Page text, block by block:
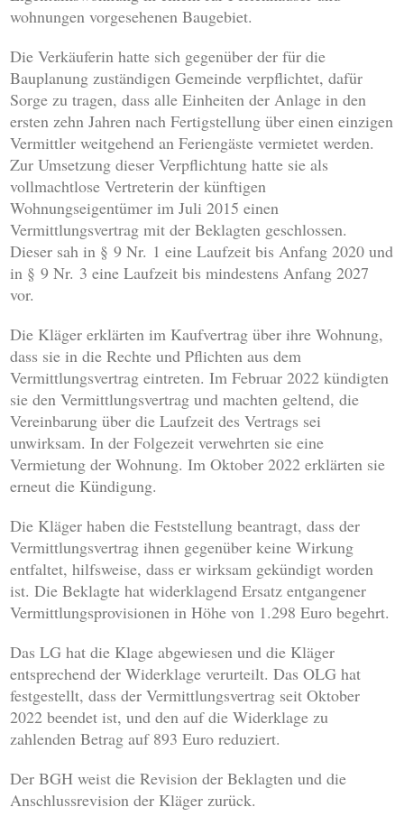
wohnungen vorgesehenen Baugebiet.
Die Verkäuferin hatte sich gegenüber der für die
Bauplanung zuständigen Gemeinde verpflichtet, dafür
Sorge zu tragen, dass alle Einheiten der Anlage in den
ersten zehn Jahren nach Fertigstellung über einen einzigen
Vermittler weitgehend an Feriengäste vermietet werden.
Zur Umsetzung dieser Verpflichtung hatte sie als
vollmachtlose Vertreterin der künftigen
Wohnungseigentümer im Juli 2015 einen
Vermittlungsvertrag mit der Beklagten geschlossen.
Dieser sah in § 9 Nr. 1 eine Laufzeit bis Anfang 2020 und
in § 9 Nr. 3 eine Laufzeit bis mindestens Anfang 2027
vor.
Die Kläger erklärten im Kaufvertrag über ihre Wohnung,
dass sie in die Rechte und Pflichten aus dem
Vermittlungsvertrag eintreten. Im Februar 2022 kündigten
sie den Vermittlungsvertrag und machten geltend, die
Vereinbarung über die Laufzeit des Vertrags sei
unwirksam. In der Folgezeit verwehrten sie eine
Vermietung der Wohnung. Im Oktober 2022 erklärten sie
erneut die Kündigung.
Die Kläger haben die Feststellung beantragt, dass der
Vermittlungsvertrag ihnen gegenüber keine Wirkung
entfaltet, hilfsweise, dass er wirksam gekündigt worden
ist. Die Beklagte hat widerklagend Ersatz entgangener
Vermittlungsprovisionen in Höhe von 1.298 Euro begehrt.
Das LG hat die Klage abgewiesen und die Kläger
entsprechend der Widerklage verurteilt. Das OLG hat
festgestellt, dass der Vermittlungsvertrag seit Oktober
2022 beendet ist, und den auf die Widerklage zu
zahlenden Betrag auf 893 Euro reduziert.
Der BGH weist die Revision der Beklagten und die
Anschlussrevision der Kläger zurück.